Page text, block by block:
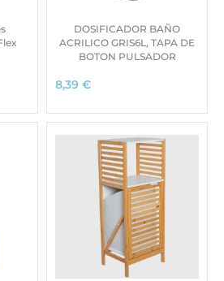
DOSIFICADOR BAÑO
ACRILICO GRIS6L, TAPA DE
BOTON PULSADOR
8,39 €